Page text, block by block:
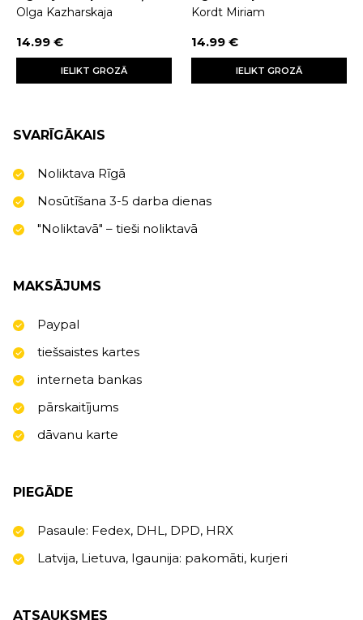
Olga Kazharskaja
14.99 €
IELIKT GROZĀ
Kordt Miriam
14.99 €
IELIKT GROZĀ
SVARĪGĀKAIS
Noliktava Rīgā
Nosūtīšana 3-5 darba dienas
"Noliktavā" – tieši noliktavā
MAKSĀJUMS
Paypal
tiešsaistes kartes
interneta bankas
pārskaitījums
dāvanu karte
PIEGĀDE
Pasaule: Fedex, DHL, DPD, HRX
Latvija, Lietuva, Igaunija: pakomāti, kurjeri
ATSAUKSMES